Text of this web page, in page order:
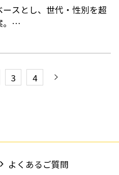
スとし、世代・性別を超
します。
。永遠に未完成の個性。
日常のすべての瞬間を、
ボーダレスなスタイルを
3 4
よくあるご質問